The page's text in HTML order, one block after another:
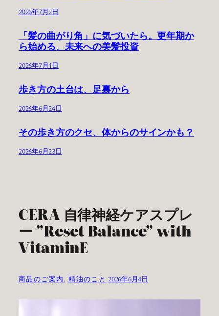
2026年7月2日
「髪の曲がり角」に気づいたら。更年期か
ら始める、未来への美髪投資
2026年7月1日
歩き方の土台は、足裏から
2026年6月24日
その歩き方のクセ、体からのサインかも？
2026年6月23日
CERA 自律神経ケアスプレ
ー ”Reset Balance” with
VitaminE
商品のご案内, 精油のこと ·2026年6月4日